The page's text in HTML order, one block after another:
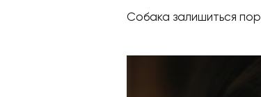
Собака залишиться